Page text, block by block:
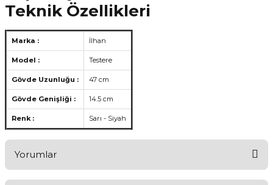
Teknik Özellikleri
Marka : İlhan
Model : Testere
Gövde Uzunluğu : 47 cm
Gövde Genişliği : 14.5 cm
Renk : Sarı - Siyah
Yorumlar